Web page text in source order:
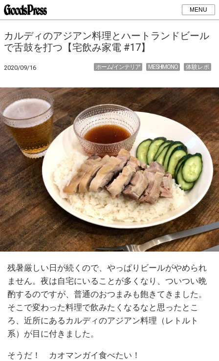
MENU
カルディのアジアン料理とハートランドビール
で舌鼓を打つ【宅飲み家電 #17】
2020/09/16 体験レポ
MESHIMONO
ホーム/インテリア
残暑厳しい日が続くので、やっぱりビールがやめられ
ません。夜は自宅にいることが多くなり、ついつい晩
酌するのですが、普通のおつまみも飽きてきました。
そこで変わった料理で飲みたくなるなと思ったとこ
ろ、近所にあるカルディのアジアン料理（レトルト
系）が目に付きました。
そうだ！ カオマンガイ食べたい！